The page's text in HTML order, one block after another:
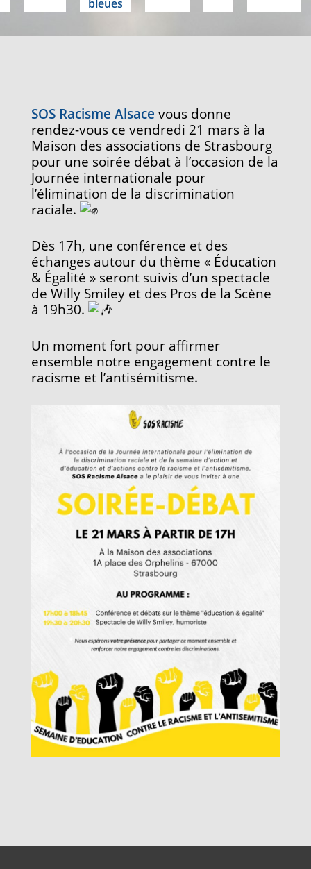
bleues
SOS Racisme Alsace vous donne
rendez-vous ce vendredi 21 mars à la
Maison des associations de Strasbourg
pour une soirée débat à l’occasion de la
Journée internationale pour
l’élimination de la discrimination
raciale.
Dès 17h, une conférence et des
échanges autour du thème « Éducation
& Égalité » seront suivis d’un spectacle
de Willy Smiley et des Pros de la Scène
à 19h30.
Un moment fort pour affirmer
ensemble notre engagement contre le
racisme et l’antisémitisme.